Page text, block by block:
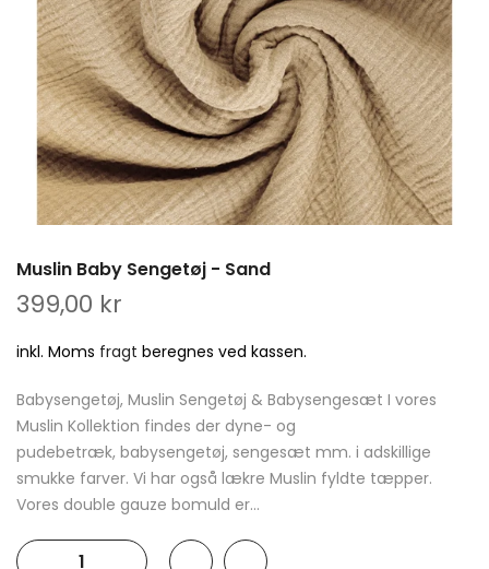
Muslin Baby Sengetøj - Sand
399,00 kr
inkl. Moms fragt beregnes ved kassen.
Babysengetøj, Muslin Sengetøj & Babysengesæt I vores
Muslin Kollektion findes der dyne- og
pudebetræk, babysengetøj, sengesæt mm. i adskillige
smukke farver. Vi har også lækre Muslin fyldte tæpper.
Vores double gauze bomuld er...